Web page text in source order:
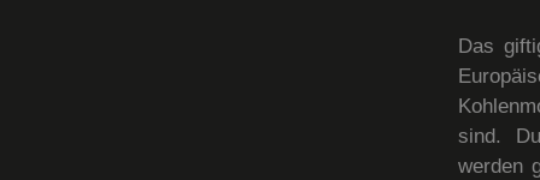
Das
sind.
werden